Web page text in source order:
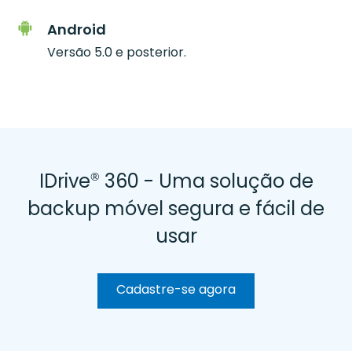
Android
Versão 5.0 e posterior.
IDrive® 360 - Uma solução de
backup móvel segura e fácil de
usar
Cadastre-se agora